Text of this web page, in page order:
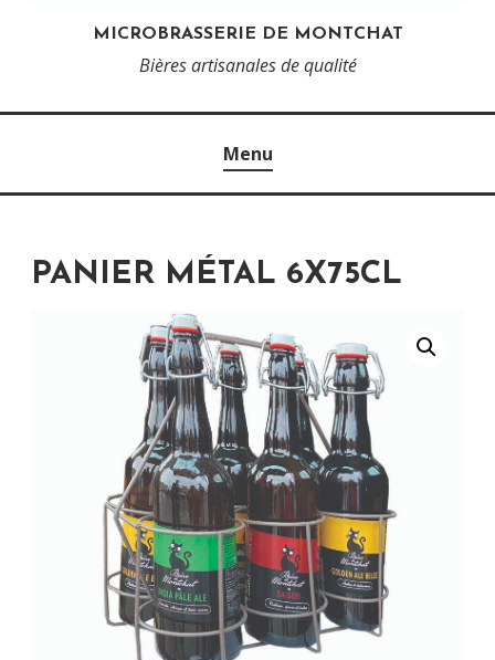
MICROBRASSERIE DE MONTCHAT
Bières artisanales de qualité
Menu
PANIER MÉTAL 6X75CL